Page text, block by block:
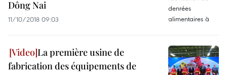
Dông Nai
11/10/2018 09:03
La première usine de
fabrication des équipements de